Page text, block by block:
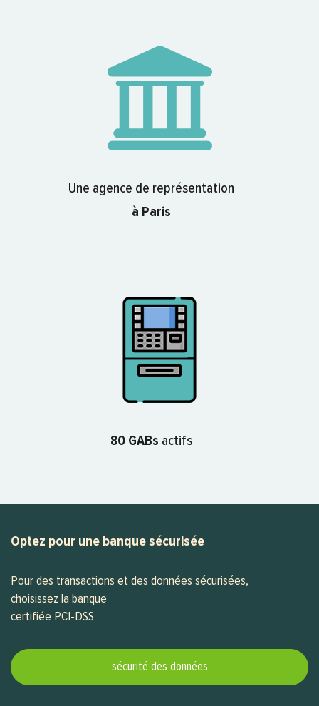
Une agence de représentation
à Paris
80 GABs actifs
Optez pour une banque sécurisée
Pour des transactions et des données sécurisées,
choisissez la banque
certifiée PCI-DSS
sécurité des données